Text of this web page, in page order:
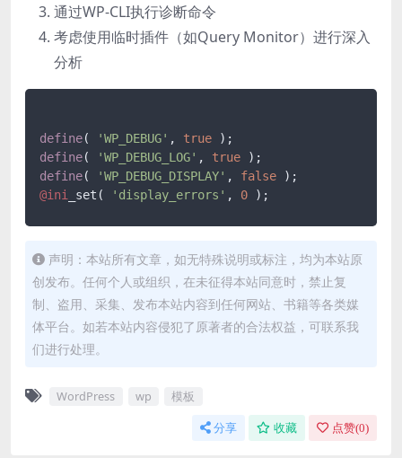
通过WP-CLI执行诊断命令
考虑使用临时插件（如Query Monitor）进行深入
分析
define( 'WP_DEBUG' , true
define( 'WP_DEBUG_LOG' , true
define( 'WP_DEBUG_DISPLAY' , false
@ini
_set( 'display_errors' , 0
声明：本站所有文章，如无特殊说明或标注，均为本站原
创发布。任何个人或组织，在未征得本站同意时，禁止复
制、盗用、采集、发布本站内容到任何网站、书籍等各类媒
体平台。如若本站内容侵犯了原著者的合法权益，可联系我
们进行处理。
WordPress wp 模板
分享 收藏 点赞(0)